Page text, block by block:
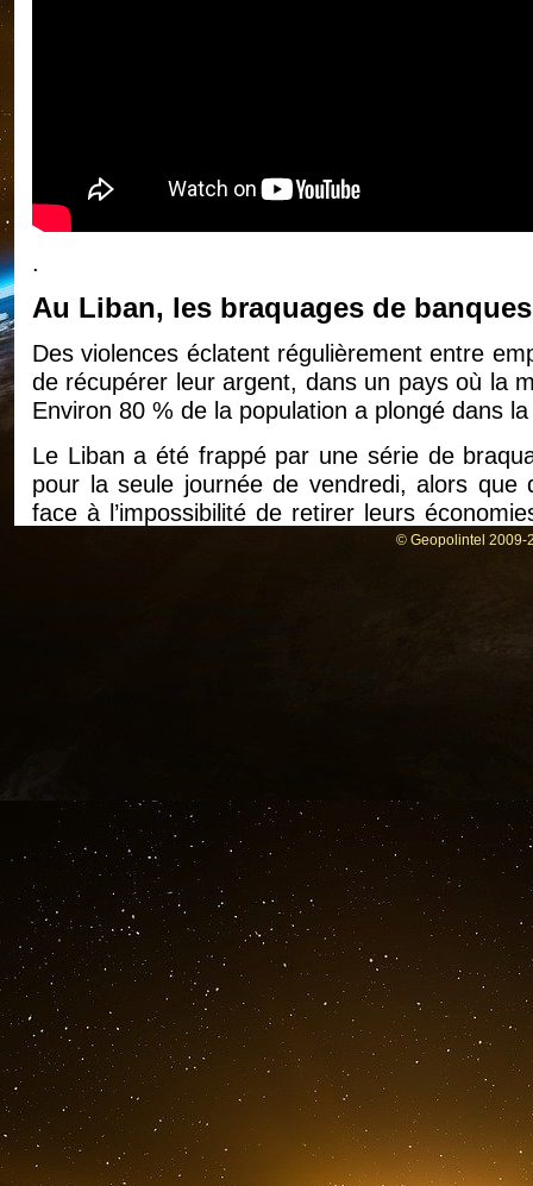
.
Au Liban, les braquages de
Des violences éclatent régulièrement entre
de récupérer leur argent, dans un pays où la
Environ 80 % de la population a plongé dans
Le Liban a été frappé par une série de
pour la seule journée de vendredi, alors que
face à l’impossibilité de retirer leurs
ravagé par une crise économique inédite.
négligence et l’inertie d’une classe dirigeante
Quand la valeur de la livre libanaise a
à imposer des restrictions draconiennes
retirer leurs économies, en particulier en
Sept banques braquées
En 48 heures, sept banques ont été
multiplication de ces incidents, le ministre
d’urgence « pour prendre les mesures
L’Association des banques du Liban (ABL) a
ordonné une fermeture généralisée de
semaine prochaine.
© Geopolintel 2009-